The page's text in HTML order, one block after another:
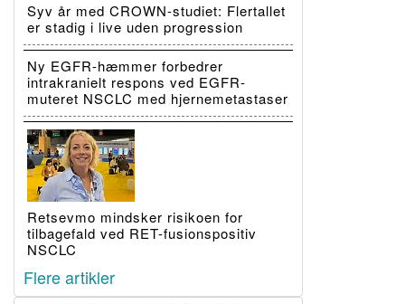
Syv år med CROWN-studiet: Flertallet
er stadig i live uden progression
Ny EGFR-hæmmer forbedrer
intrakranielt respons ved EGFR-
muteret NSCLC med hjernemetastaser
Retsevmo mindsker risikoen for
tilbagefald ved RET-fusionspositiv
NSCLC
Flere artikler